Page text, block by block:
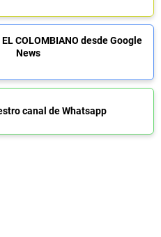
COLOMBIANO desde Google
News
canal de Whatsapp